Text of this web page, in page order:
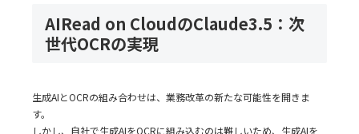
AIRead on CloudのClaude3.5：次
世代OCRの実現
生成AIとOCRの組み合わせは、業務改革の新たな可能性を開きま
す。
しかし、自社で生成AIをOCRに組み込むのは難しいため、生成AIを